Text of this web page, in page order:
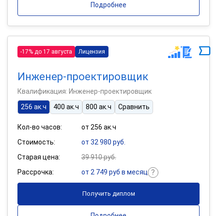
Подробнее
-17% до 17 августа Лицензия
Инженер-проектировщик
Квалификация: Инженер-проектировщик
256 ак.ч
400 ак.ч 800 ак.ч Сравнить
Кол-во часов:
от 256 ак.ч
Стоимость:
от 32 980 руб.
Старая цена:
39 910 руб.
Рассрочка:
от 2 749 руб в месяц
Получить диплом